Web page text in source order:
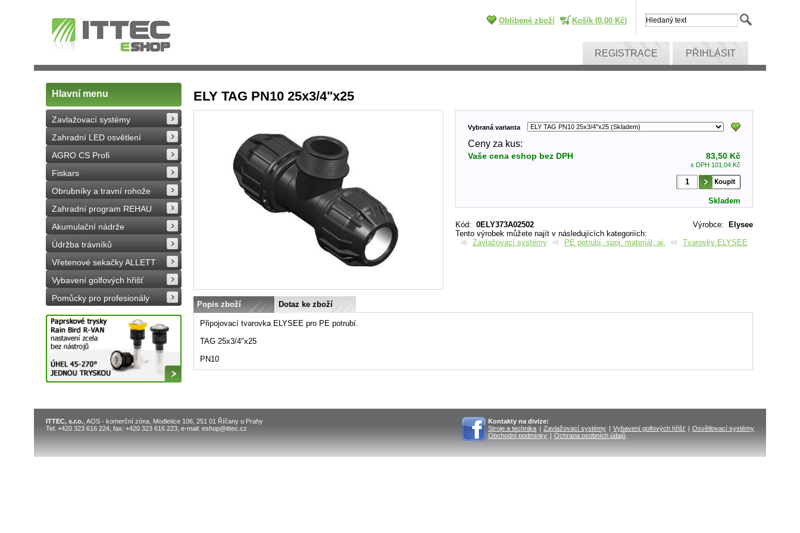
Oblíbené zboží Košík (0,00 Kč)
REGISTRACE PŘIHLÁSIT
Hlavní menu
Zavlažovací systémy
Zahradní LED osvětlení
AGRO CS Profi
Fiskars
Obrubníky a travní rohože
Zahradní program REHAU
Akumulační nádrže
Údržba trávníků
Vřetenové sekačky ALLETT
Vybavení golfových hřišť
Pomůcky pro profesionály
ELY TAG PN10 25x3/4"x25
Vybraná varianta
Ceny za kus:
Vaše cena eshop bez DPH 83,50 Kč
s DPH 101,04 Kč
Skladem
Kód: 0ELY373A02502 Elysee
Výrobce:
Tento výrobek můžete najít v následujících kategoriích:
Zavlažovací systémy
PE potrubí, spoj. materiál, aj. Tvarovky ELYSEE
Popis zboží Dotaz ke zboží
Připojovací tvarovka ELYSEE pro PE potrubí.
TAG 25x3/4"x25
PN10
Kontakty na divize:
Stroje a technika | Zavlažovací systémy | Vybavení golfových hřišť | Osvětlovací systémy
Obchodní podmínky | Ochrana osobních údajů
ITTEC, s.r.o. , AOS - komerční zóna, Modletice 106, 251 01 Říčany u Prahy
Tel: +420 323 616 224, fax: +420 323 616 223, e-mail: eshop@ittec.cz